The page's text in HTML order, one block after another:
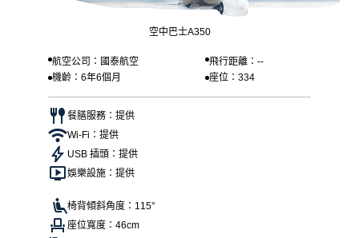
空中巴士A350
航空公司：國泰航空
飛行距離：--
機齡：6年6個月
座位：334
餐膳服務：提供
Wi-Fi：提供
USB 插頭：提供
娛樂設施：提供
椅背傾斜角度：115°
座位寬度：46cm